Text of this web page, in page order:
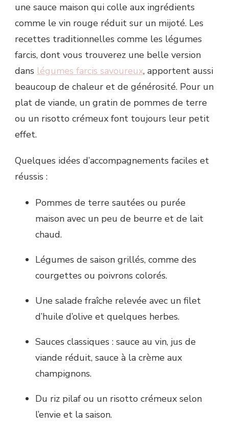
une sauce maison qui colle aux ingrédients
comme le vin rouge réduit sur un mijoté. Les
recettes traditionnelles comme les légumes
farcis, dont vous trouverez une belle version
dans légumes farcis savoureux, apportent aussi
beaucoup de chaleur et de générosité. Pour un
plat de viande, un gratin de pommes de terre
ou un risotto crémeux font toujours leur petit
effet.
Quelques idées d’accompagnements faciles et
réussis :
Pommes de terre sautées ou purée
maison avec un peu de beurre et de lait
chaud.
Légumes de saison grillés, comme des
courgettes ou poivrons colorés.
Une salade fraîche relevée avec un filet
d’huile d’olive et quelques herbes.
Sauces classiques : sauce au vin, jus de
viande réduit, sauce à la crème aux
champignons.
Du riz pilaf ou un risotto crémeux selon
l’envie et la saison.